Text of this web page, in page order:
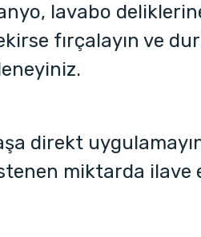
lavabo
fırçalayın ve
direkt
miktarda ilave